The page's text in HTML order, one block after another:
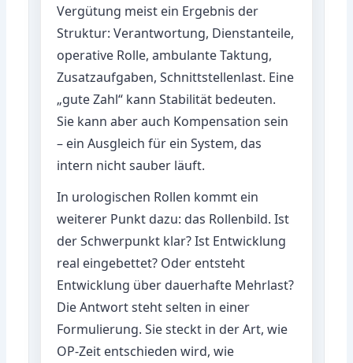
Vergütung meist ein Ergebnis der
Struktur: Verantwortung, Dienstanteile,
operative Rolle, ambulante Taktung,
Zusatzaufgaben, Schnittstellenlast. Eine
„gute Zahl“ kann Stabilität bedeuten.
Sie kann aber auch Kompensation sein
– ein Ausgleich für ein System, das
intern nicht sauber läuft.
In urologischen Rollen kommt ein
weiterer Punkt dazu: das Rollenbild. Ist
der Schwerpunkt klar? Ist Entwicklung
real eingebettet? Oder entsteht
Entwicklung über dauerhafte Mehrlast?
Die Antwort steht selten in einer
Formulierung. Sie steckt in der Art, wie
OP-Zeit entschieden wird, wie